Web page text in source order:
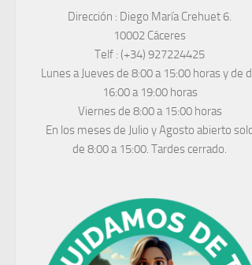
Dirección : Diego María Crehuet 6.
10002 Cáceres
Telf : (+34) 927224425
Lunes a Jueves de 8:00 a 15:00 horas y de
16:00 a 19:00 horas
Viernes de 8:00 a 15:00 horas
En los meses de Julio y Agosto abierto
de 8:00 a 15:00. Tardes cerrado.